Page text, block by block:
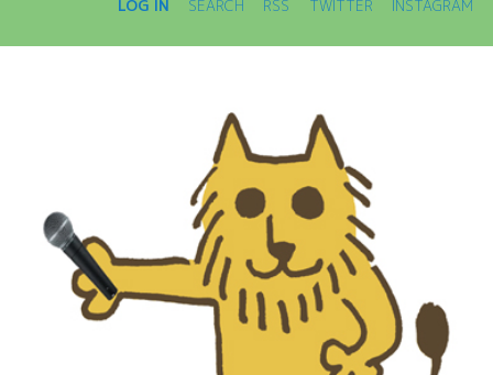
LOG IN SEARCH RSS TWITTER INSTAGRAM